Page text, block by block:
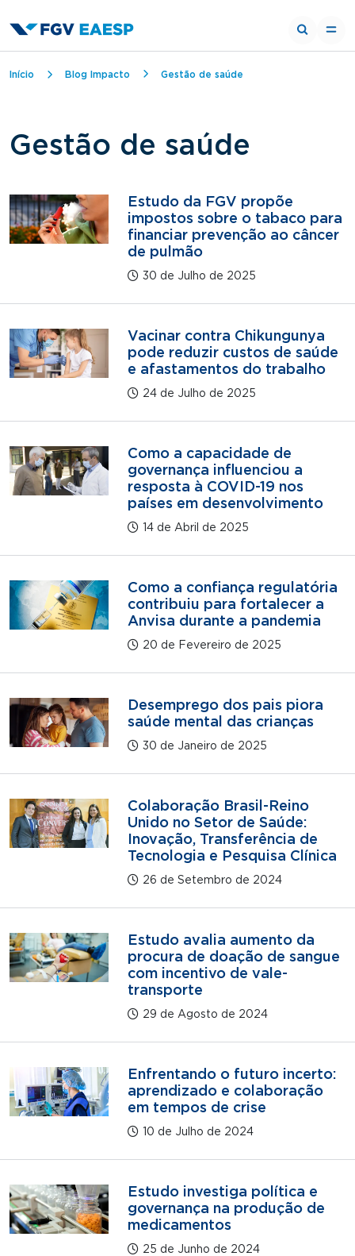
Trilha de navegação
Início Blog Impacto Gestão de saúde
Gestão de saúde
Estudo da FGV propõe
impostos sobre o tabaco para
financiar prevenção ao câncer
de pulmão
30 de Julho de 2025
Vacinar contra Chikungunya
pode reduzir custos de saúde
e afastamentos do trabalho
24 de Julho de 2025
Como a capacidade de
governança influenciou a
resposta à COVID-19 nos
países em desenvolvimento
14 de Abril de 2025
Como a confiança regulatória
contribuiu para fortalecer a
Anvisa durante a pandemia
20 de Fevereiro de 2025
Desemprego dos pais piora
saúde mental das crianças
30 de Janeiro de 2025
Colaboração Brasil-Reino
Unido no Setor de Saúde:
Inovação, Transferência de
Tecnologia e Pesquisa Clínica
26 de Setembro de 2024
Estudo avalia aumento da
procura de doação de sangue
com incentivo de vale-
transporte
29 de Agosto de 2024
Enfrentando o futuro incerto:
aprendizado e colaboração
em tempos de crise
10 de Julho de 2024
Estudo investiga política e
governança na produção de
medicamentos
25 de Junho de 2024